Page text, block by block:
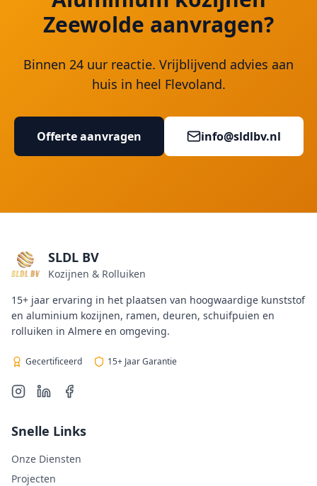
Zeewolde aanvragen?
Binnen 24 uur reactie. Vrijblijvend advies aan
huis in heel Flevoland.
Offerte aanvragen info@sldlbv.nl
SLDL BV
Kozijnen & Rolluiken
15+ jaar ervaring in het plaatsen van hoogwaardige kunststof
en aluminium kozijnen, ramen, deuren, schuifpuien en
rolluiken in Almere en omgeving.
Gecertificeerd 15+ Jaar Garantie
Snelle Links
Onze Diensten
Projecten